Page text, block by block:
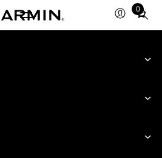
0
Total